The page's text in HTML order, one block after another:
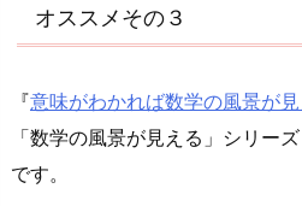
オススメその３
『意味がわかれば数学の風景が
「数学の風景が見える」シリー
です。